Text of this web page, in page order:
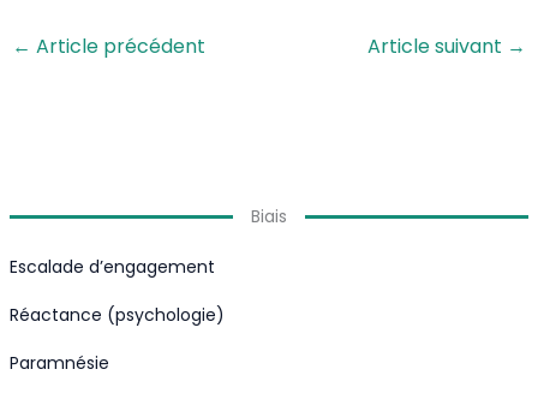
← Article précédent Article suivant →
Biais
Escalade d’engagement
Réactance (psychologie)
Paramnésie